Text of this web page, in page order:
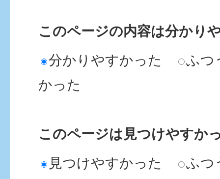
このページの内容は分かり
分かりやすかった
ふつ
かった
このページは見つけやすか
見つけやすかった
ふつ